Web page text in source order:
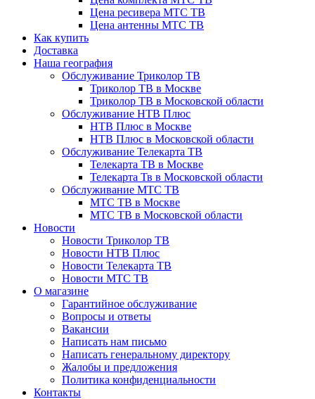
Цена ресивера МТС ТВ
Цена антенны МТС ТВ
Как купить
Доставка
Наша география
Обслуживание Триколор ТВ
Триколор ТВ в Москве
Триколор ТВ в Московской области
Обслуживание НТВ Плюс
НТВ Плюс в Москве
НТВ Плюс в Московской области
Обслуживание Телекарта ТВ
Телекарта ТВ в Москве
Телекарта Тв в Московской области
Обслуживание МТС ТВ
МТС ТВ в Москве
МТС ТВ в Московской области
Новости
Новости Триколор ТВ
Новости НТВ Плюс
Новости Телекарта ТВ
Новости МТС ТВ
О магазине
Гарантийное обслуживание
Вопросы и ответы
Вакансии
Написать нам письмо
Написать генеральному директору
Жалобы и предложения
Политика конфиденциальности
Контакты